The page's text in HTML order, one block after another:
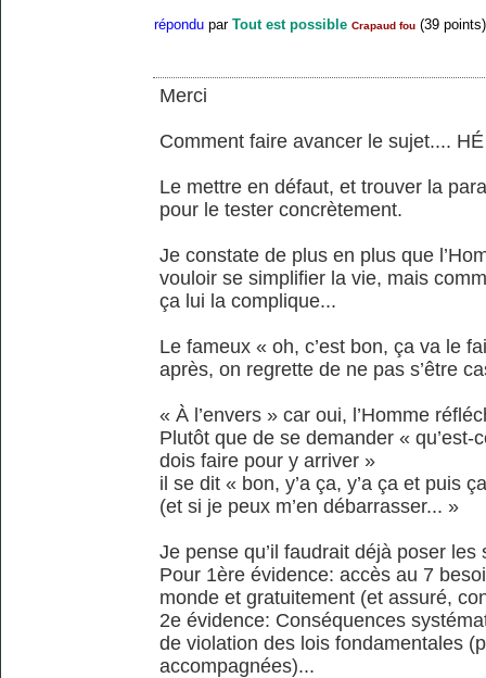
répondu par Tout est possible Crapaud fou (39 points)
Merci
Comment faire avancer le sujet....
Le mettre en défaut, et trouver la
pour le tester concrètement.
Je constate de plus en plus que
vouloir se simplifier la vie, mais
ça lui la complique...
Le fameux « oh, c’est bon, ça va le
après, on regrette de ne pas s’être
« À l’envers » car oui, l’Homme
Plutôt que de se demander « qu’est-
dois faire pour y arriver »
il se dit « bon, y’a ça, y’a ça et puis
(et si je peux m’en débarrasser... »
Je pense qu’il faudrait déjà poser
Pour 1ère évidence: accès au 7
monde et gratuitement (et assuré,
2e évidence: Conséquences
de violation des lois fondamentales
accompagnées)...